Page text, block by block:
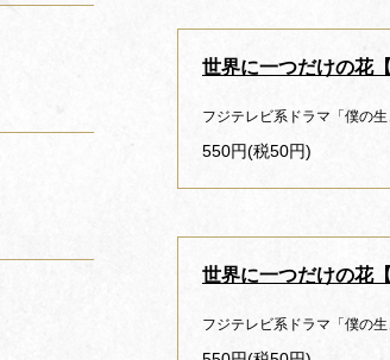
世界に一つだけの花【
フジテレビ系ドラマ「僕の
550円(税50円)
世界に一つだけの花
フジテレビ系ドラマ「僕の